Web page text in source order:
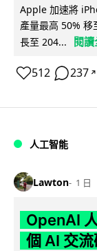
Apple 加速將
產量最高 50%
長至 204...
閱
512 237 ↗
人工智能
Lawton 1 日
OpenAI
個 AI 交